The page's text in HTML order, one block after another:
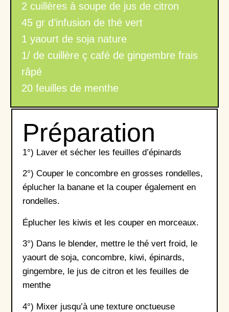
2 cuillères à soupe de jus de citron
45 gr d’infusion de thé vert
1 yaourt de soja nature
1/ de cuillère ç café de gingembre frais
râpé
20 feuilles de menthe
Préparation
1°) Laver et sécher les feuilles d’épinards
2°) Couper le concombre en grosses rondelles,
éplucher la banane et la couper également en
rondelles.
Éplucher les kiwis et les couper en morceaux.
3°) Dans le blender, mettre le thé vert froid, le
yaourt de soja, concombre, kiwi, épinards,
gingembre, le jus de citron et les feuilles de
menthe
4°) Mixer jusqu’à une texture onctueuse